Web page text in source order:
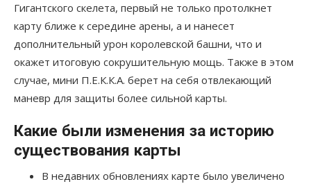
Гигантского скелета, первый не только протолкнет
карту ближе к середине арены, а и нанесет
дополнительный урон королевской башни, что и
окажет итоговую сокрушительную мощь. Также в этом
случае, мини П.Е.К.К.А. берет на себя отвлекающий
маневр для защиты более сильной карты.
Какие были изменения за историю
существования карты
В недавних обновлениях карте было увеличено